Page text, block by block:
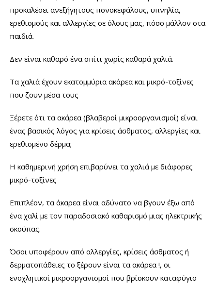
προκαλέσει ανεξήγητους πονοκεφάλους, υπνηλία,
ερεθισμούς και αλλεργίες σε όλους μας, πόσο μάλλον στα
παιδιά.
Δεν είναι καθαρό ένα σπίτι χωρίς καθαρά χαλιά.
Τα χαλιά έχουν εκατομμύρια ακάρεα και μικρό-τοξίνες
που ζουν μέσα τους
Ξέρετε ότι τα ακάρεα (βλαβεροί μικροοργανισμοί) είναι
ένας βασικός λόγος για κρίσεις άσθματος, αλλεργίες και
ερεθισμένο δέρμα;
Η καθημερινή χρήση επιβαρύνει τα χαλιά με διάφορες
μικρό-τοξίνες
Επιπλέον, τα άκαρεα είναι αδύνατο να βγουν έξω από
ένα χαλί με τον παραδοσιακό καθαρισμό μιας ηλεκτρικής
σκούπας.
Όσοι υποφέρουν από αλλεργίες, κρίσεις άσθματος ή
δερματοπάθειες το ξέρουν είναι τα ακάρεα !, οι
ενοχλητικοί μικροοργανισμοί που βρίσκουν καταφύγιο